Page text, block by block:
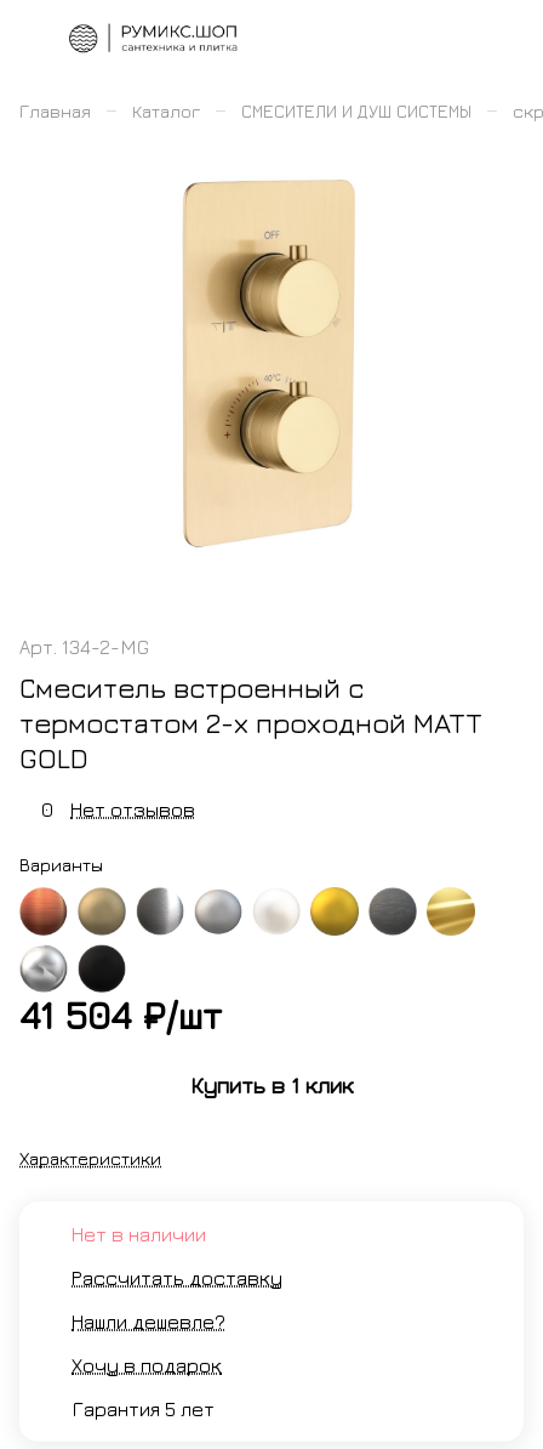
Главная – Каталог – СМЕСИТЕЛИ И ДУШ СИСТЕМЫ –
Арт. 134-2-MG
Смеситель встроенный с
термостатом 2-х проходной MATT
GOLD
0 Нет отзывов
Варианты
бронза
брашированная
оружейная
сталь
глянцевая
брашированный
черный
41 504 ₽/шт
Купить в 1 клик
Характеристики
Нет в наличии
Рассчитать доставку
Нашли дешевле?
Хочу в подарок
Гарантия 5 лет